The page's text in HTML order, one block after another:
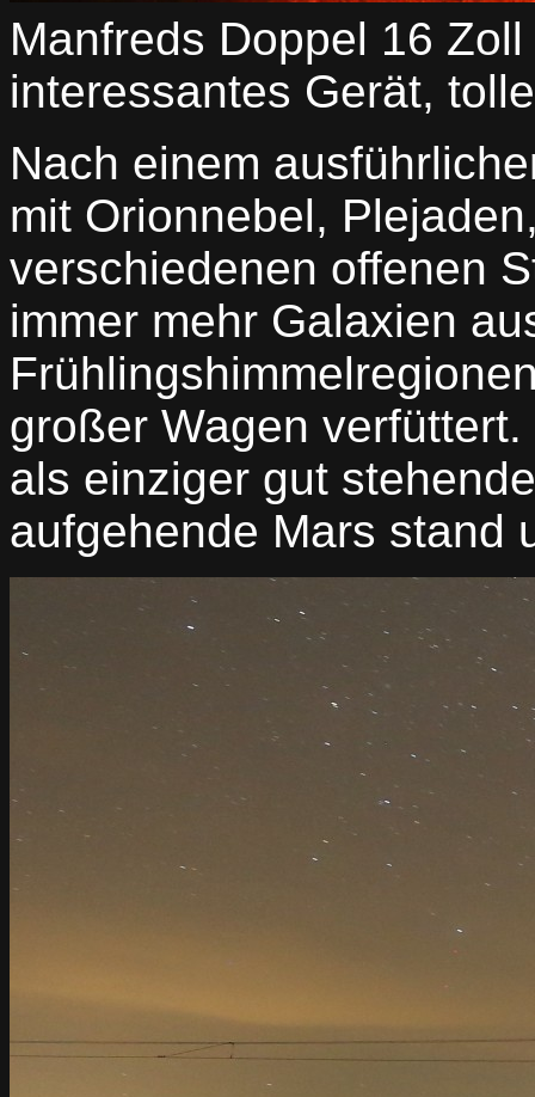
Manfreds Doppel 16
interessantes Gerät,
Nach einem
mit Orionnebel,
verschiedenen offenen
immer mehr Galaxien
großer Wagen
als einziger gut
aufgehende Mars stand